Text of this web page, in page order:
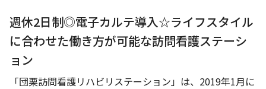
週休2日制◎電子カルテ導入☆ライフスタイル
に合わせた働き方が可能な訪問看護ステーシ
ョン
「団栗訪問看護リハビリステーション」は、2019年1月に